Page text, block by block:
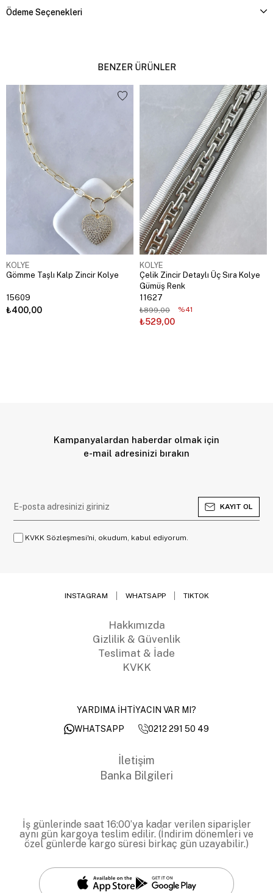
Ödeme Seçenekleri
BENZER ÜRÜNLER
KOLYE
Gömme Taşlı Kalp Zincir Kolye
15609
₺400,00
KOLYE
Çelik Zincir Detaylı Üç Sıra Kolye
Gümüş Renk
11627
₺529,00
₺899,00 %41
Kampanyalardan haberdar olmak için
e-mail adresinizi bırakın
KAYIT OL
KVKK Sözleşmesi'ni, okudum, kabul ediyorum.
INSTAGRAM WHATSAPP TIKTOK
Hakkımızda
Gizlilik & Güvenlik
Teslimat & İade
KVKK
YARDIMA İHTİYACIN VAR MI?
WHATSAPP
0212 291 50 49
İletişim
Banka Bilgileri
İş günlerinde saat 16:00’ya kadar verilen siparişler
aynı gün kargoya teslim edilir. (İndirim dönemleri ve
özel günlerde kargo süresi birkaç gün uzayabilir.)